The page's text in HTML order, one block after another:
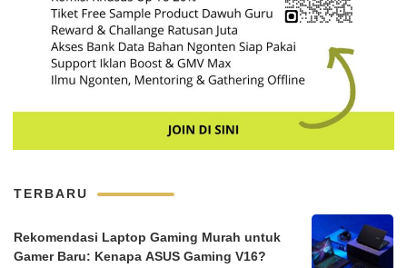
TERBARU
Rekomendasi Laptop Gaming Murah untuk
Gamer Baru: Kenapa ASUS Gaming V16?